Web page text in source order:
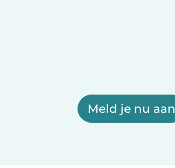
Meld je nu aan